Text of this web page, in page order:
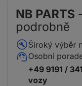
NB PARTS
podrobně
Široký výběr
Osobní
+49 9191 /
vozy